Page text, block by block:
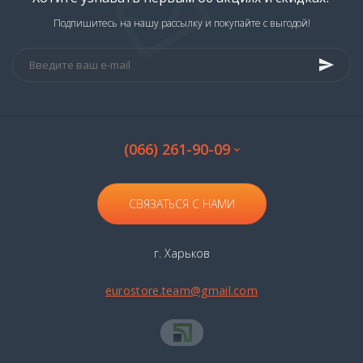
Российская водка
Шведская водка
Подпишитесь на нашу рассылку и покупайте с выгодой!
(066) 261-90-09
СВЯЗАТЬСЯ С НАМИ
г. Харьков
eurostore.team@gmail.com